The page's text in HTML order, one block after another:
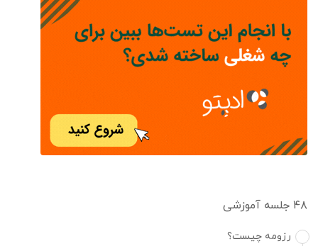
۴۸ جلسه آموزشی
رزومه چیست؟